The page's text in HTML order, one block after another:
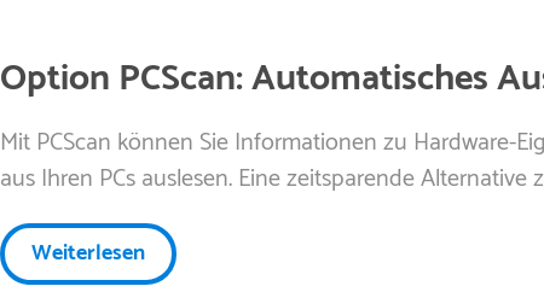
Option PCScan: Automatisches
Mit PCScan können Sie Informationen zu Hardware-
aus Ihren PCs auslesen. Eine zeitsparende Alternative
Weiterlesen